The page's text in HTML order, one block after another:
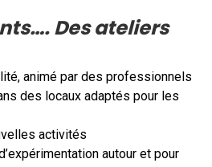
Des ateliers
animé par des professionnels
des locaux adaptés pour les
activités
autour et pour